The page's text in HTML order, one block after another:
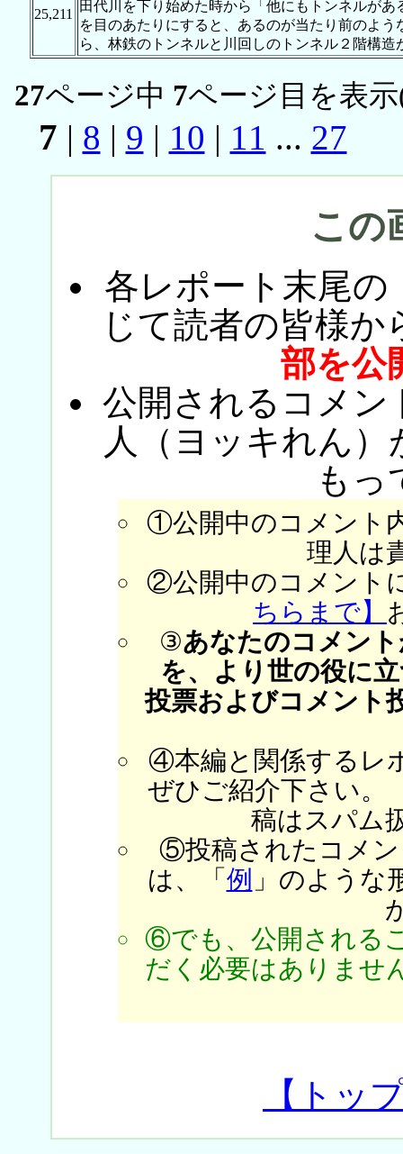
25,211
田代川を下り始めた時から「他にもトンネルが
を目のあたりにすると、あるのが当たり前のよ
ら、林鉄のトンネルと川回しのトンネル２階構
27ページ中 7ページ目を表
7 | 8 | 9 | 10 | 11 ... 27
この
各レポート末尾の
じて読者の皆様か
部を公
公開されるコメン
人（ヨッキれん
もっ
①公開中のコメント
理人は
②公開中のコメント
ちらまで】
③あなたのコメン
を、より世の役に
投票およびコメント
④本編と関係するレ
ぜひご紹介下さい。
稿はスパム
⑤投稿されたコメン
は、「 例 」のような
⑥でも、公開される
だく必要はありませ
【トッ